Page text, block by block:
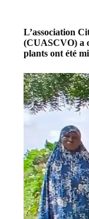
L’association
(CUASCVO) a
plants ont été